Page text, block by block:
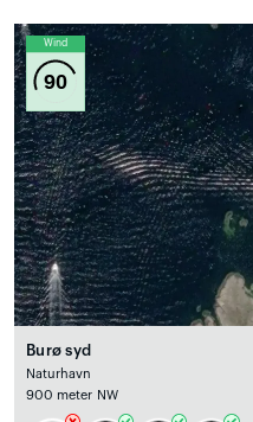
Wind
90
Burø syd
Naturhavn
900 meter NW